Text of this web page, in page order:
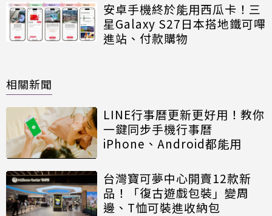
安卓手機終於能用西瓜卡！三
星Galaxy S27日本搭地鐵可嗶
進站、付款購物
相關新聞
LINE行事曆更新更好用！教你
一鍵同步手機行事曆
iPhone、Android都能用
台灣寶可夢中心開賣12款新
品！「復古遊戲包裝」變周
邊、T恤可裝進收納包